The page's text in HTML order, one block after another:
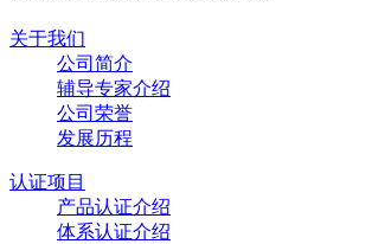
关于我们
公司简介
辅导专家介绍
公司荣誉
发展历程
认证项目
产品认证介绍
体系认证介绍